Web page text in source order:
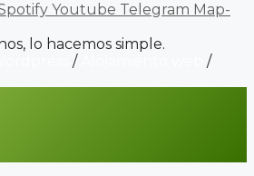
Youtube Telegram Map-
lo hacemos simple.
/
/